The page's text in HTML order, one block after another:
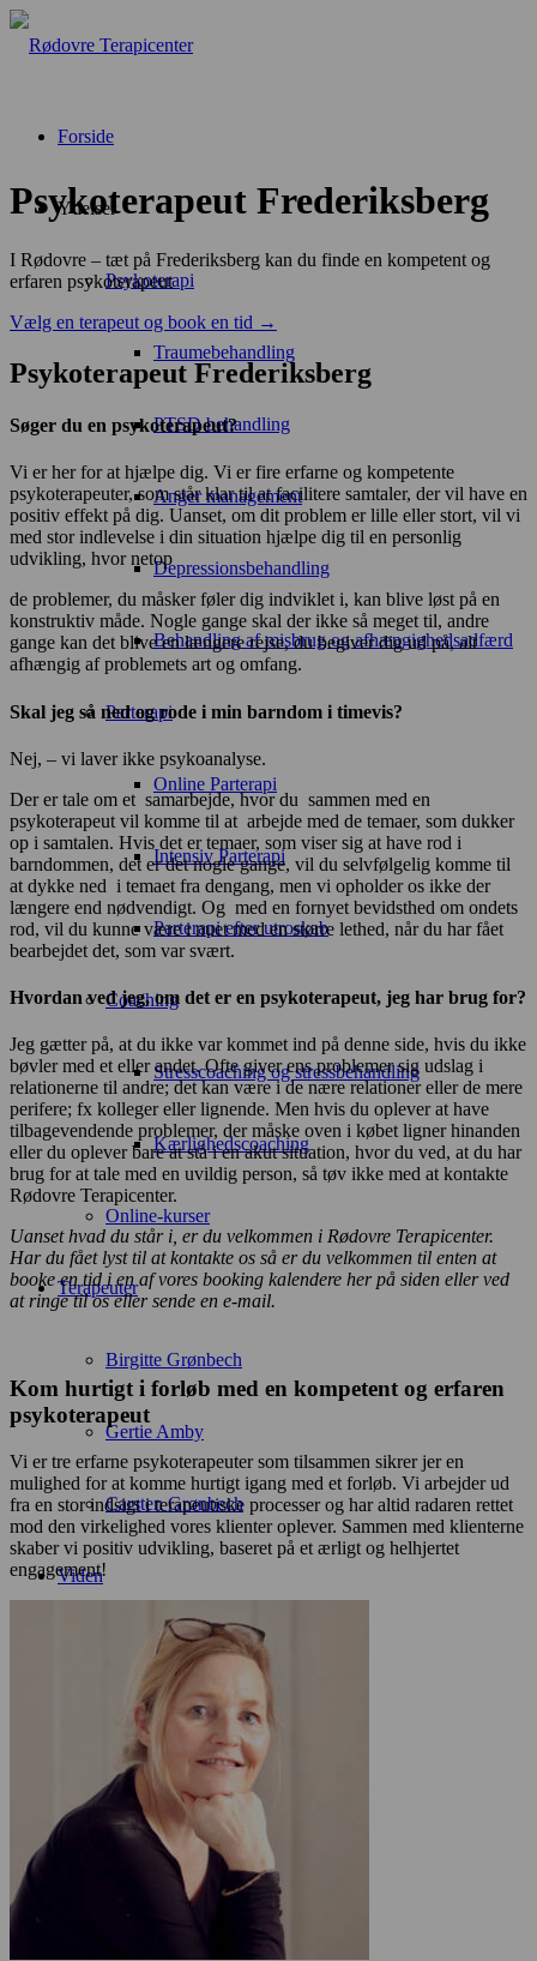
Forside
Ydelser
Psykoterapi
Traumebehandling
PTSD behandling
Anger management
Depressionsbehandling
Behandling af misbrug og afhængighedsadfærd
Parterapi
Online Parterapi
Intensiv Parterapi
Parterapi efter utroskab
Coaching
Stresscoaching og stressbehandling
Kærlighedscoaching
Online-kurser
Terapeuter
Birgitte Grønbech
Gertie Amby
Carsten Grønbech
Viden
Parterapi
Kærlighedsliv
Konfliktmonstre
Personlig udvikling
Psykoterapeut Frederiksberg
I Rødovre – tæt på Frederiksberg kan du finde en kompetent og
erfaren psykoterapeut
Vælg en terapeut og book en tid →
Psykoterapeut Frederiksberg
Søger du en psykoterapeut?
Vi er her for at hjælpe dig. Vi er fire erfarne og kompetente
psykoterapeuter, som står klar til at facilitere samtaler, der vil have en
positiv effekt på dig. Uanset, om dit problem er lille eller stort, vil vi
med stor indlevelse i din situation hjælpe dig til en personlig
udvikling, hvor netop
de problemer, du måsker føler dig indviklet i, kan blive løst på en
konstruktiv måde. Nogle gange skal der ikke så meget til, andre
gange kan det blive en længere rejse, du begiver dig ud på, alt
afhængig af problemets art og omfang.
Skal jeg så ned og rode i min barndom i timevis?
Nej, – vi laver ikke psykoanalyse.
Der er tale om et samarbejde, hvor du sammen med en
psykoterapeut vil komme til at arbejde med de temaer, som dukker
op i samtalen. Hvis det er temaer, som viser sig at have rod i
barndommen, det er det nogle gange, vil du selvfølgelig komme til
at dykke ned i temaet fra dengang, men vi opholder os ikke der
længere end nødvendigt. Og med en fornyet bevidsthed om ondets
rod, vil du kunne være i nuet med en større lethed, når du har fået
bearbejdet det, som var svært.
Hvordan ved jeg, om det er en psykoterapeut, jeg har brug for?
Jeg gætter på, at du ikke var kommet ind på denne side, hvis du ikke
bøvler med et eller andet. Ofte giver ens problemer sig udslag i
relationerne til andre; det kan være i de nære relationer eller de mere
perifere; fx kolleger eller lignende. Men hvis du oplever at have
tilbagevendende problemer, der måske oven i købet ligner hinanden
eller du oplever bare at stå i en akut situation, hvor du ved, at du har
brug for at tale med en uvildig person, så tøv ikke med at kontakte
Rødovre Terapicenter.
Uanset hvad du står i, er du velkommen i Rødovre Terapicenter.
Har du fået lyst til at kontakte os så er du velkommen til enten at
booke en tid i en af vores booking kalendere her på siden eller ved
at ringe til os eller sende en e-mail.
Kom hurtigt i forløb med en kompetent og erfaren
psykoterapeut
Vi er tre erfarne psykoterapeuter som tilsammen sikrer jer en
mulighed for at komme hurtigt igang med et forløb. Vi arbejder ud
fra en stor indsigt i terapeutiske processer og har altid radaren rettet
mod den virkelighed vores klienter oplever. Sammen med klienterne
skaber vi positiv udvikling, baseret på et ærligt og helhjertet
engagement!